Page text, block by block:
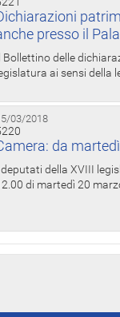
presso il
Bollettino delle
ai sensi della
03/2018
da
deputati della XVIII
di martedì 20